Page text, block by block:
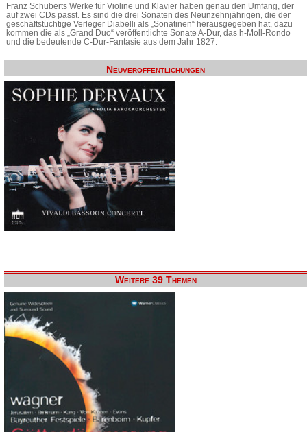
Franz Schuberts Werke für Violine und Klavier haben genau den Umfang, der
auf zwei CDs passt. Es sind die drei Sonaten des Neunzehnjährigen, die der
geschäftstüchtige Verleger Diabelli als „Sonatinen“ herausgegeben hat, dazu
kommen die als „Grand Duo“ veröffentlichte Sonate A-Dur, das h-Moll-Rondo
und die bedeutende C-Dur-Fantasie aus dem Jahr 1827.
Neuveröffentlichungen
Weitere 39 Themen